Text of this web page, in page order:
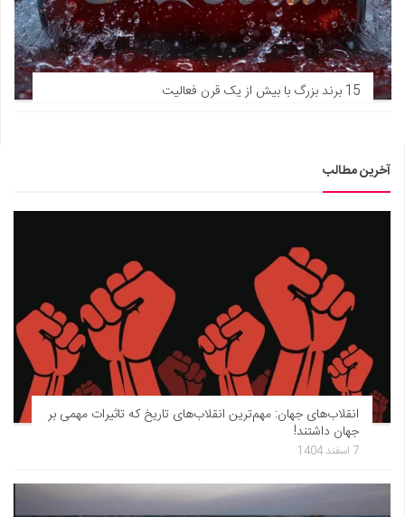
15 برند بزرگ با بیش از یک قرن فعالیت
آخرین مطالب
انقلاب‌های جهان: مهم‌ترین انقلاب‌های تاریخ که تاثیرات مهمی بر
جهان داشتند!
7 اسفند 1404